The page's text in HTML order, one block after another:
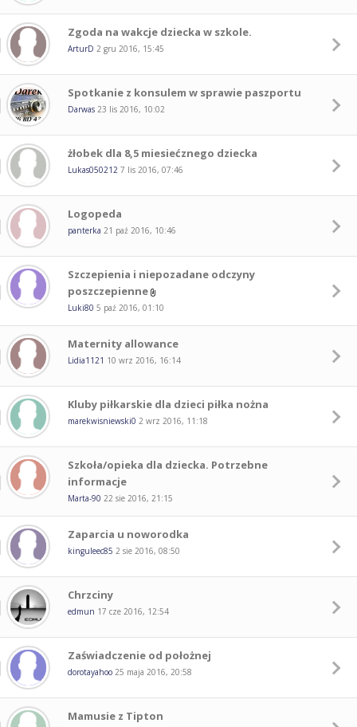
Zgoda na wakcje dziecka w szkole.
ArturD 2 gru 2016, 15:45
Spotkanie z konsulem w sprawie paszportu
Darwas 23 lis 2016, 10:02
żłobek dla 8,5 miesiećznego dziecka
Lukas050212 7 lis 2016, 07:46
Logopeda
panterka 21 paź 2016, 10:46
Szczepienia i niepozadane odczyny
poszczepienne
Luki80 5 paź 2016, 01:10
Maternity allowance
Lidia1121 10 wrz 2016, 16:14
Kluby piłkarskie dla dzieci piłka nożna
marekwisniewski0 2 wrz 2016, 11:18
Szkoła/opieka dla dziecka. Potrzebne
informacje
Marta-90 22 sie 2016, 21:15
Zaparcia u noworodka
kinguleec85 2 sie 2016, 08:50
Chrzciny
edmun 17 cze 2016, 12:54
Zaświadczenie od położnej
dorotayahoo 25 maja 2016, 20:58
Mamusie z Tipton